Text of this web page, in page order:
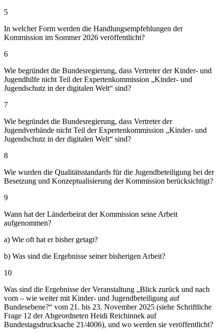
5
In welcher Form werden die Handlungsempfehlungen der
Kommission im Sommer 2026 veröffentlicht?
6
Wie begründet die Bundesregierung, dass Vertreter der Kinder- und
Jugendhilfe nicht Teil der Expertenkommission „Kinder- und
Jugendschutz in der digitalen Welt“ sind?
7
Wie begründet die Bundesregierung, dass Vertreter der
Jugendverbände nicht Teil der Expertenkommission „Kinder- und
Jugendschutz in der digitalen Welt“ sind?
8
Wie wurden die Qualitätsstandards für die Jugendbeteiligung bei der
Besetzung und Konzeptualisierung der Kommission berücksichtigt?
9
Wann hat der Länderbeirat der Kommission seine Arbeit
aufgenommen?
a) Wie oft hat er bisher getagt?
b) Was sind die Ergebnisse seiner bisherigen Arbeit?
10
Was sind die Ergebnisse der Veranstaltung „Blick zurück und nach
vorn – wie weiter mit Kinder- und Jugendbeteiligung auf
Bundesebene?“ vom 21. bis 23. November 2025 (siehe Schriftliche
Frage 12 der Abgeordneten Heidi Reichinnek auf
Bundestagsdrucksache 21/4006), und wo werden sie veröffentlicht?